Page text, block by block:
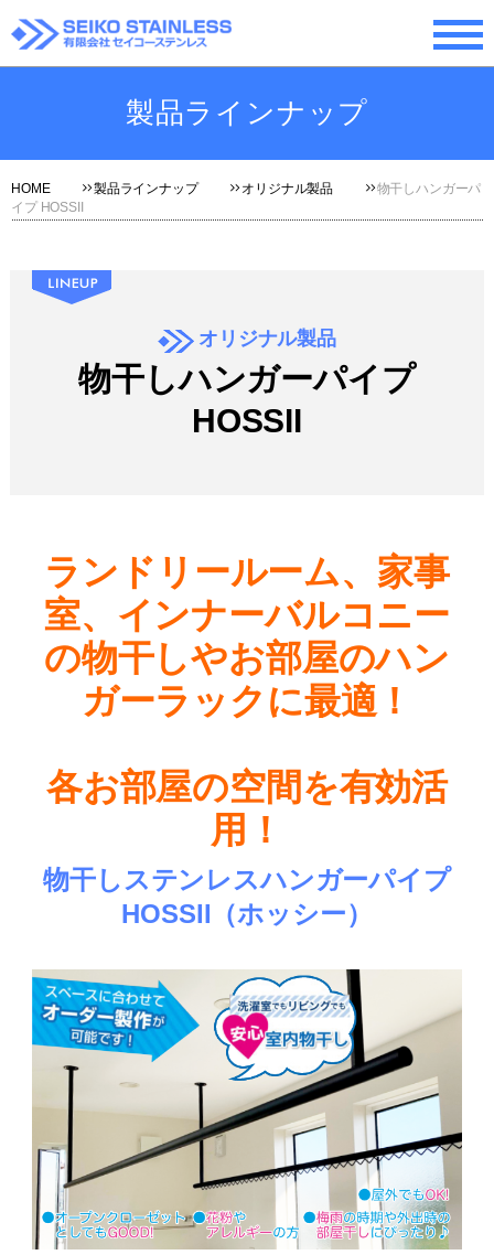
製品ラインナップ
HOME 製品ラインナップ オリジナル製品
物干しハンガーパ
イプ HOSSII
オリジナル製品
物干しハンガーパイプ
HOSSII
ランドリールーム、家事
室、インナーバルコニー
の物干しやお部屋のハン
ガーラックに最適！
各お部屋の空間を有効活
用！
物干しステンレスハンガーパイプ
HOSSII（ホッシー）